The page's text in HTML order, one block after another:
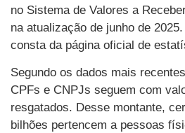
no Sistema de Valores a
na atualização de junho de
consta da página oficial de
Segundo os dados mais
CPFs e CNPJs seguem com
resgatados. Desse montante,
bilhões pertencem a pessoas